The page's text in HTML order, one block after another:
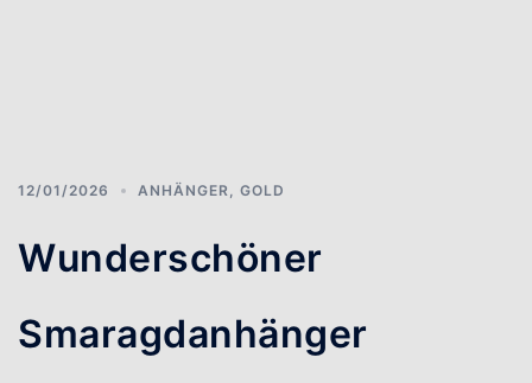
12/01/2026 ANHÄNGER GOLD
Wunderschöner
Smaragdanhänger